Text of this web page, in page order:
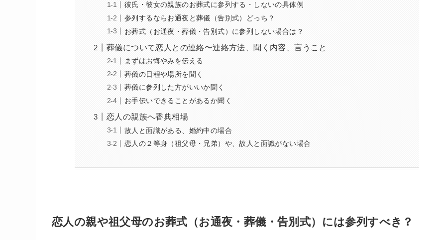
彼氏・彼女の親族のお葬式に参列する・しないの具体例
参列するならお通夜と葬儀（告別式）どっち？
お葬式（お通夜・葬儀・告別式）に参列しない場合は？
葬儀について恋人との連絡〜連絡方法、聞く内容、言うこと
まずはお悔やみを伝える
葬儀の日程や場所を聞く
葬儀に参列した方がいいか聞く
お手伝いできることがあるか聞く
恋人の親族へ香典相場
故人と面識がある、婚約中の場合
恋人の２等身（祖父母・兄弟）や、故人と面識がない場合
恋人の親や祖父母のお葬式（お通夜・葬儀・告別式）には参列すべき？